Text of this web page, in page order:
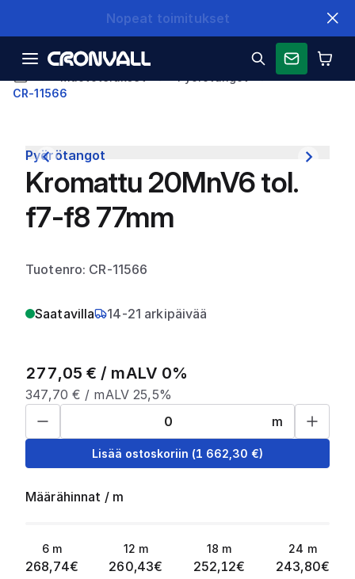
Nopeat toimitukset
CR-11566
Pyörötangot
Kromattu 20MnV6 tol.
f7-f8 77mm
Tuotenro: CR-11566
Saatavilla 14-21 arkipäivää
277,05 € / mALV 0%
347,70 € / mALV 25,5%
m
Lisää ostoskoriin (1 662,30 €)
Määrähinnat / m
6 m
268,74€
12 m
260,43€
18 m
252,12€
24 m
243,80€